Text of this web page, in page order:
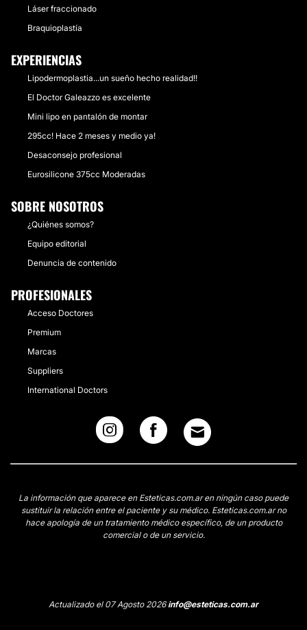
Láser fraccionado
Braquioplastía
EXPERIENCIAS
Lipodermoplastia...un sueño hecho realidad!!
El Doctor Galeazzo es excelente
Mini lipo en pantalón de montar
295cc! Hace 2 meses y medio ya!
Desaconsejo profesional
Eurosilicone 375cc Moderadas
SOBRE NOSOTROS
¿Quiénes somos?
Equipo editorial
Denuncia de contenido
PROFESIONALES
Acceso Doctores
Premium
Marcas
Suppliers
International Doctors
La información que aparece en Esteticas.com.ar en ningún caso puede
sustituir la relación entre el paciente y su médico. Esteticas.com.ar no
hace apología de un tratamiento médico específico, de un producto
comercial o de un servicio.
Actualizado el 07 Agosto 2026info@esteticas.com.ar